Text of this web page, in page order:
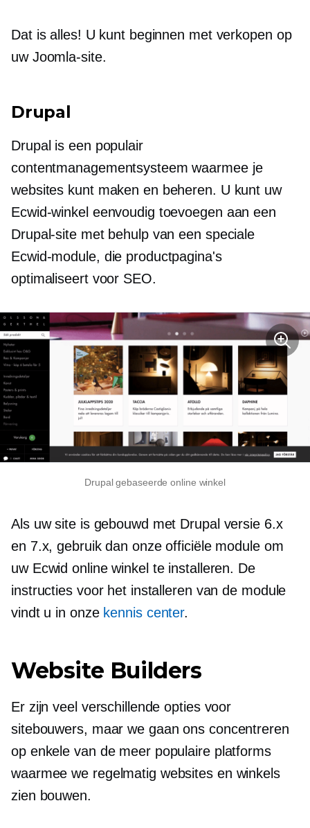
Dat is alles! U kunt beginnen met verkopen op
uw Joomla-site.
Drupal
Drupal is een populair
contentmanagementsysteem waarmee je
websites kunt maken en beheren. U kunt uw
Ecwid-winkel eenvoudig toevoegen aan een
Drupal-site met behulp van een speciale
Ecwid-module, die productpagina's
optimaliseert voor SEO.
Drupal gebaseerde online winkel
Als uw site is gebouwd met Drupal versie 6.x
en 7.x, gebruik dan onze officiële module om
uw Ecwid online winkel te installeren. De
instructies voor het installeren van de module
vindt u in onze kennis center.
Website Builders
Er zijn veel verschillende opties voor
sitebouwers, maar we gaan ons concentreren
op enkele van de meer populaire platforms
waarmee we regelmatig websites en winkels
zien bouwen.